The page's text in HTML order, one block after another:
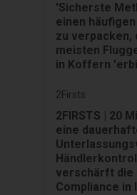
'Sicherste
einen
zu verpacken,
meisten
in Koffern
2Firsts
2FIRSTS | 20
eine
verschärft die
Compliance in